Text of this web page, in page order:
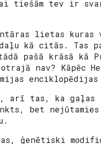
Vai tiešām tev ir
lietas kuras
kā citās. Tas
pašā krāsā kā
nav? Kāpēc
enciklopēdijas
arī tas, ka gaļas
bet
ģenētiski